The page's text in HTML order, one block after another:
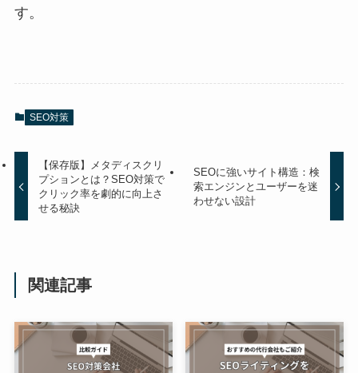
す。
SEO対策
【保存版】メタディスクリ
プションとは？SEO対策で
クリック率を劇的に向上さ
せる秘訣
SEOに強いサイト構造：検
索エンジンとユーザーを迷
わせない設計
関連記事